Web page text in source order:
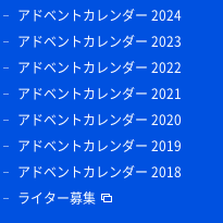
アドベントカレンダー 2024
アドベントカレンダー 2023
アドベントカレンダー 2022
アドベントカレンダー 2021
アドベントカレンダー 2020
アドベントカレンダー 2019
アドベントカレンダー 2018
ライター募集